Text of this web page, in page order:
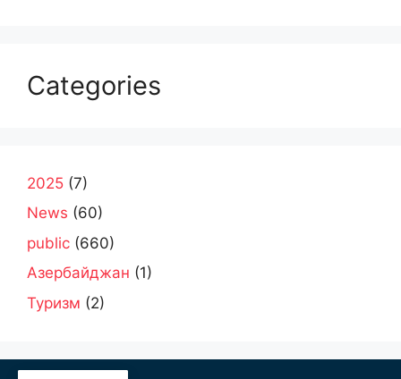
Categories
2025 (7)
News (60)
public (660)
Азербайджан (1)
Туризм (2)